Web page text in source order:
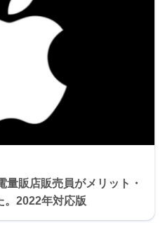
量販店販売員がメリット・
。2022年対応版